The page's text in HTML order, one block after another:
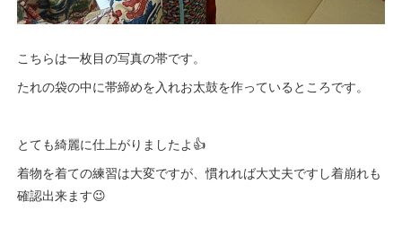
こちらは一枚目の写真の帯です。
たれの袋の中に帯締めを入れお太鼓を作っているところです。
とても綺麗に仕上がりましたよ👍
着物を着ての練習は大変ですが、慣れれば大丈夫ですし着崩れも
確認出来ます😉